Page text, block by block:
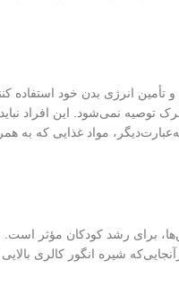
تأمین انرژی بدن خود استفاده
نمی‌شود. این افراد
مواد غذایی که به
برای رشد کودکان مؤثر
شیره انگور کالری